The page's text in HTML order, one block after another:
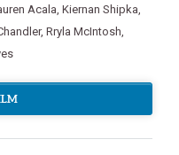
Acala, Kiernan Shipka,
, Rryla McIntosh,